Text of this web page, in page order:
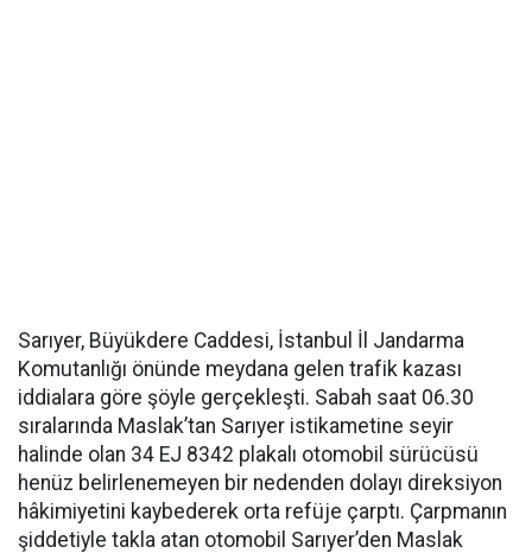
Sarıyer, Büyükdere Caddesi, İstanbul İl Jandarma
Komutanlığı önünde meydana gelen trafik kazası
iddialara göre şöyle gerçekleşti. Sabah saat 06.30
sıralarında Maslak’tan Sarıyer istikametine seyir
halinde olan 34 EJ 8342 plakalı otomobil sürücüsü
henüz belirlenemeyen bir nedenden dolayı direksiyon
hâkimiyetini kaybederek orta refüje çarptı. Çarpmanın
şiddetiyle takla atan otomobil Sarıyer’den Maslak